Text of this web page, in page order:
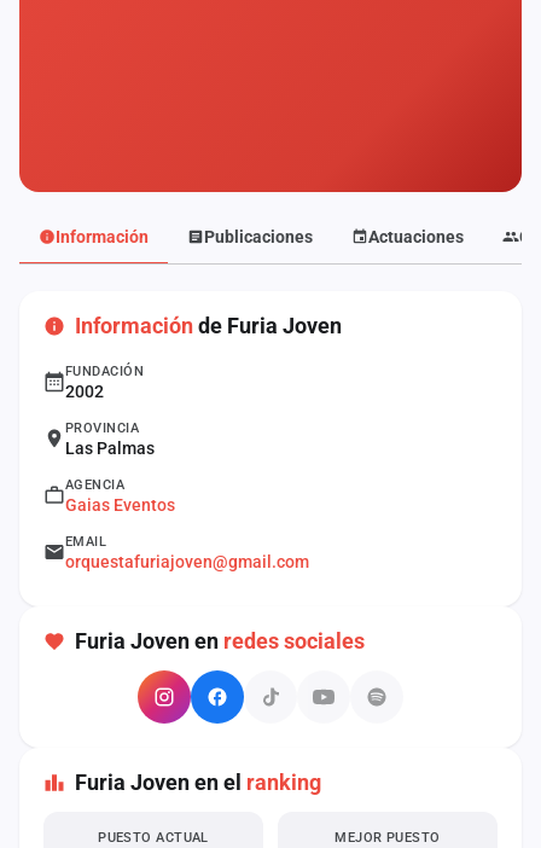
Información Publicaciones Actuaciones
Informaciónde Furia Joven
FUNDACIÓN
2002
PROVINCIA
Las Palmas
AGENCIA
Gaias Eventos
EMAIL
orquestafuriajoven@gmail.com
Furia Joven en redes sociales
Furia Joven en el ranking
PUESTO ACTUAL MEJOR PUESTO
Agencias
Anuncios
Iniciar
sesión
Crear
cuenta